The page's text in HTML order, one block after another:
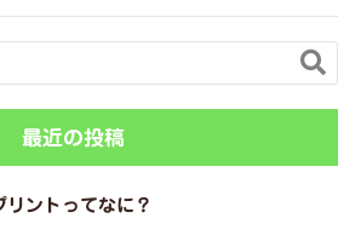

最近の投稿
リントってなに？